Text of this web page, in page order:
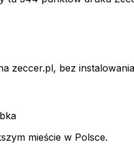
zeccer.pl, bez
mieście w Polsce.